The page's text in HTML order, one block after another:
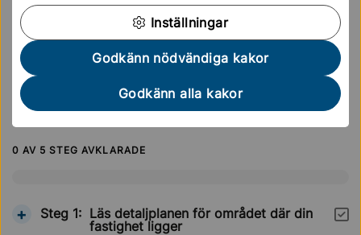
Inställningar
Godkänn nödvändiga kakor
Godkänn alla kakor
Vi hjälper dig – följ checklistan
Vi har tagit fram en checklista för att underlätta ditt
ärende. Du kan enkelt följa stegen i checklistan och
markera varje steg när du är klar.
0 AV 5 STEG AVKLARADE
Visa information om
Steg 1: Läs detaljplanen för området där din
fastighet ligger